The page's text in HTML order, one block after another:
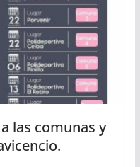
las comunas y